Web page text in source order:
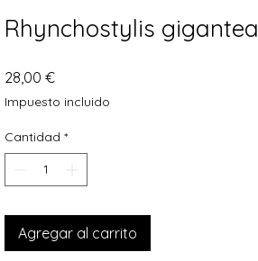
Rhynchostylis gigantea
28,00 €Precio
Impuesto incluido
Cantidad *
Agregar al carrito